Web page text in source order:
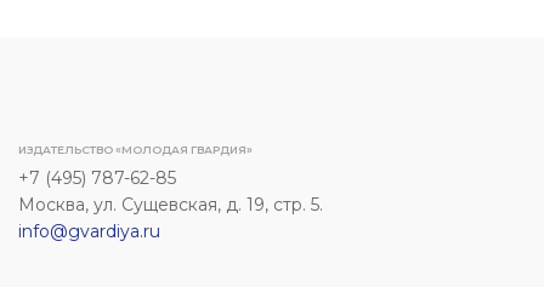
ИЗДАТЕЛЬСТВО «МОЛОДАЯ ГВАРДИЯ»
+7 (495) 787-62-85
Москва, ул. Сущевская, д. 19, стр. 5.
info@gvardiya.ru